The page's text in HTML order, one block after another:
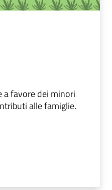
favore dei minori
alle famiglie.